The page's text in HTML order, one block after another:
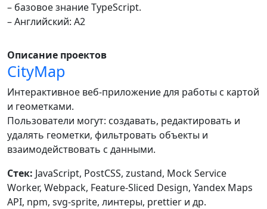
– базовое знание TypeScript.
– Английский: A2
Описание проектов
CityMap
Интерактивное веб-приложение для работы с картой
и геометками.
Пользователи могут: создавать, редактировать и
удалять геометки, фильтровать объекты и
взаимодействовать с данными.
Стек: JavaScript, PostCSS, zustand, Mock Service
Worker, Webpack, Feature-Sliced Design, Yandex Maps
API, npm, svg-sprite, линтеры, prettier и др.